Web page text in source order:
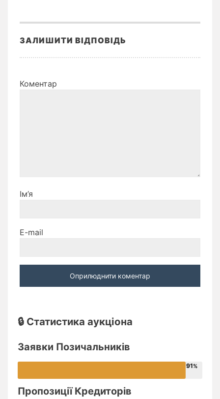
ЗАЛИШИТИ ВІДПОВІДЬ
Коментар
Ім’я
E-mail
🔒 Статистика аукціона
Заявки Позичальників
91
Пропозиції Кредиторів